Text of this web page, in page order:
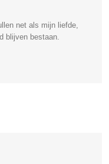
net als mijn liefde,
blijven bestaan.